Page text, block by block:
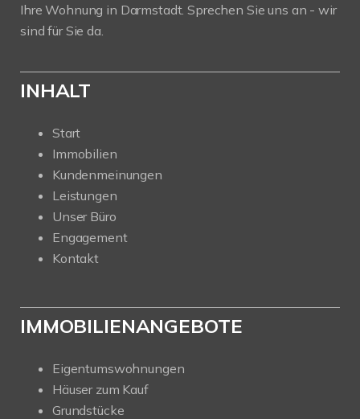
Ihre Wohnung in Darmstadt. Sprechen Sie uns an - wir
sind für Sie da.
INHALT
Start
Immobilien
Kundenmeinungen
Leistungen
Unser Büro
Engagement
Kontakt
IMMOBILIENANGEBOTE
Eigentumswohnungen
Häuser zum Kauf
Grundstücke